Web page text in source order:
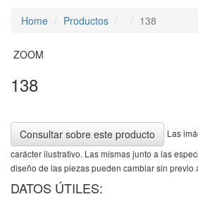
Home Productos 138
ZOOM
138
Consultar sobre este producto
Las
carácter ilustrativo. Las mismas junto a las
diseño de las piezas pueden cambiar sin previo
DATOS ÚTILES: